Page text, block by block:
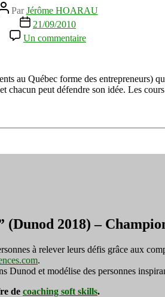
Auteur
l’article
ParJérôme HOARAU
Date
de
l’article
21/09/2010
Un commentaire
Apprendre
au Québec forme des entrepreneurs)
chacun peut défendre son idée. Les
2018) –
à relever leurs défis grâce aux
.
et modélise des personnes
de coaching soft skills.